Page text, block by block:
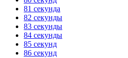
81 секунда
82 секунды
83 секунды
84 секунды
85 секунд
86 секунд